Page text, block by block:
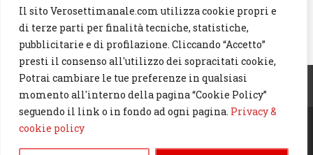
Il sito Verosettimanale.com utilizza cookie propri e
di terze parti per finalità tecniche, statistiche,
pubblicitarie e di profilazione. Cliccando “Accetto”
presti il consenso all'utilizzo dei sopracitati cookie,
Potrai cambiare le tue preferenze in qualsiasi
momento all'interno della pagina “Cookie Policy”
seguendo il link o in fondo ad ogni pagina. Privacy &
cookie policy
Artisti (241)
News(239)
Cerca
© 2023 Verosettimanale.com. All rights reserved.